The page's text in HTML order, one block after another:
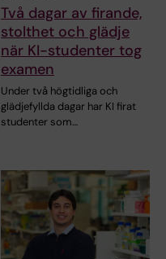
Två dagar av firande,
stolthet och glädje
när KI-studenter tog
examen
Under två högtidliga och
glädjefyllda dagar har KI firat
studenter som…